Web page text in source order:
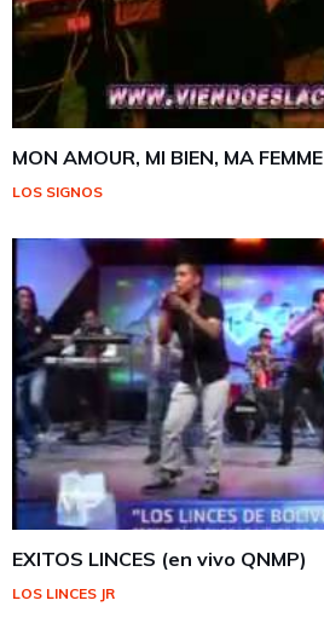
MON AMOUR, MI BIEN, MA FEMME
LOS SIGNOS
EXITOS LINCES (en vivo QNMP)
LOS LINCES JR